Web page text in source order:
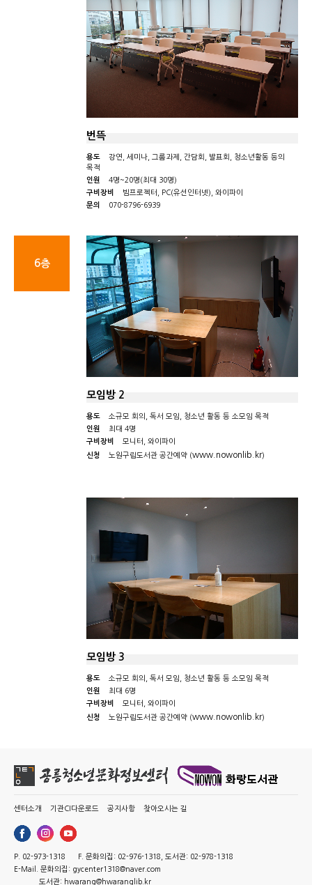
번뜩
용도
강연, 세미나, 그룹과제, 간담회, 발표회, 청소년활동 등의
목적
인원
4명~20명(최대 30명)
구비장비
빔프로젝터, PC(유선인터넷), 와이파이
문의
070-8796-6939
6층
모임방 2
용도
소규모 회의, 독서 모임, 청소년 활동 등 소모임 목적
인원
최대 4명
구비장비
모니터, 와이파이
신청
노원구립도서관 공간예약 (www.nowonlib.kr)
모임방 3
용도
소규모 회의, 독서 모임, 청소년 활동 등 소모임 목적
인원
최대 6명
구비장비
모니터, 와이파이
신청
노원구립도서관 공간예약 (www.nowonlib.kr)
센터소개 기관CI다운로드 공지사항 찾아오시는 길
P. 02-973-1318
F. 문화의집: 02-976-1318, 도서관: 02-978-1318
E-Mail. 문화의집: gycenter1318@naver.com
도서관: hwarang@hwaranglib.kr